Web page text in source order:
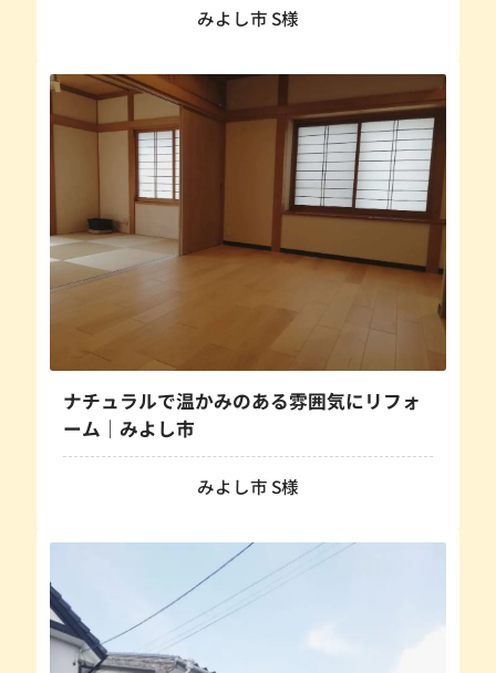
みよし市 S様
ナチュラルで温かみのある雰囲気にリフォ
ーム｜みよし市
みよし市 S様